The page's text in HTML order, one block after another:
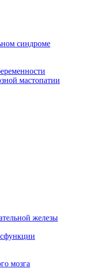
синдроме
мастопатии
железы
мозга